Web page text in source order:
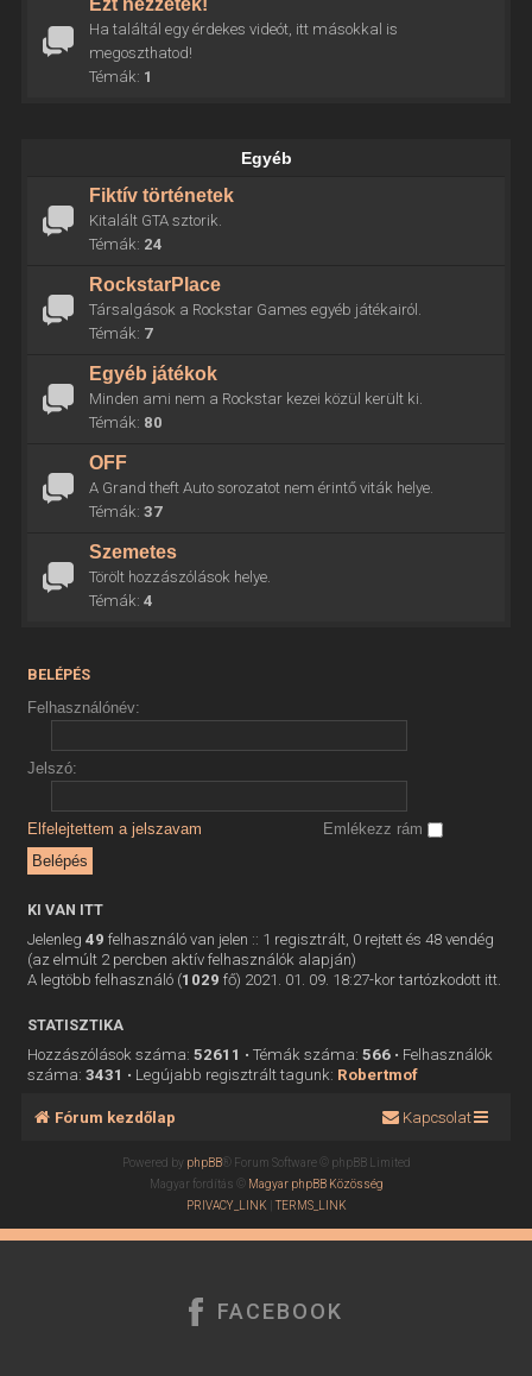
Ezt nézzétek!
Ha találtál egy érdekes videót, itt másokkal is
megoszthatod!
Témák: 1
Egyéb
Fiktív történetek
Kitalált GTA sztorik.
Témák: 24
RockstarPlace
Társalgások a Rockstar Games egyéb játékairól.
Témák: 7
Egyéb játékok
Minden ami nem a Rockstar kezei közül került ki.
Témák: 80
OFF
A Grand theft Auto sorozatot nem érintő viták helye.
Témák: 37
Szemetes
Törölt hozzászólások helye.
Témák: 4
BELÉPÉS
Felhasználónév:
Jelszó:
Elfelejtettem a jelszavam Emlékezz rám
KI VAN ITT
Jelenleg 49 felhasználó van jelen :: 1 regisztrált, 0 rejtett és 48 vendég
(az elmúlt 2 percben aktív felhasználók alapján)
A legtöbb felhasználó (1029 fő) 2021. 01. 09. 18:27-kor tartózkodott itt.
STATISZTIKA
Hozzászólások száma: 52611 • Témák száma: 566• Felhasználók
száma: 3431 • Legújabb regisztrált tagunk: Robertmof
Fórum kezdőlap Kapcsolat
Powered by phpBB® Forum Software © phpBB Limited
Magyar fordítás © Magyar phpBB Közösség
PRIVACY_LINK |TERMS_LINK
FACEBOOK